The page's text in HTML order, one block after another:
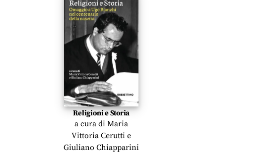
Religioni e Storia
a cura diMaria
Vittoria Cerutti e
Giuliano Chiapparini